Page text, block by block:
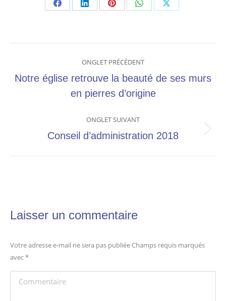
Share
Facebook
Share
LinkedIn
Share
Pinterest
Share
WhatsApp
Share
X
de
commentaire
ONGLET PRÉCÉDENT
Onglet
précédent
Notre église retrouve la beauté de ses murs
en pierres d’origine
ONGLET SUIVANT
Onglet
Conseil d’administration 2018
Laisser un commentaire
Votre adresse e-mail ne sera pas publiée Champs requis marqués
avec*
Commentaire